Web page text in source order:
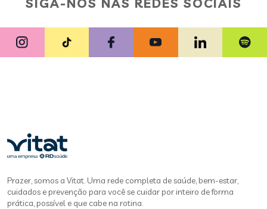
Prazer, somos a Vitat. Uma rede completa de saúde, bem-estar,
cuidados e prevenção para você se cuidar por inteiro de forma
prática, possível e que cabe na rotina.